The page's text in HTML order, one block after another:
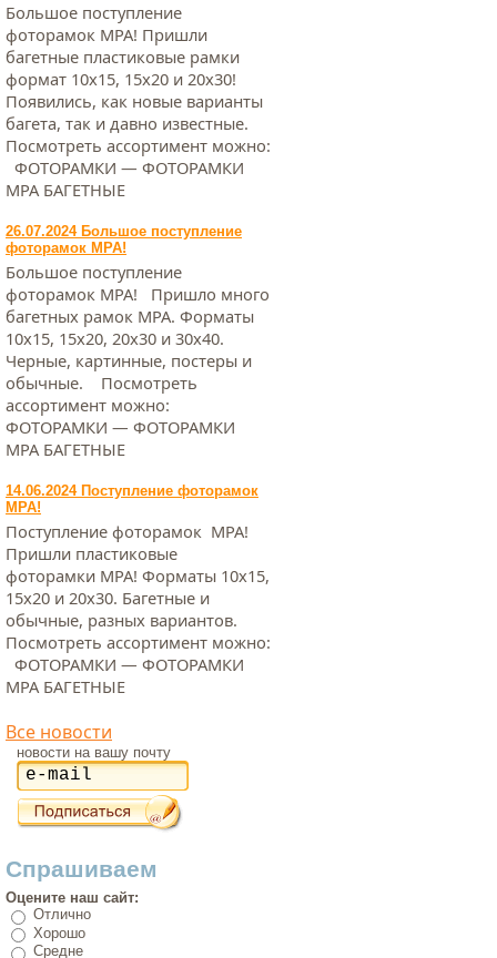
Большое поступление
фоторамок МРА! Пришли
багетные пластиковые рамки
формат 10х15, 15х20 и 20х30!
Появились, как новые варианты
багета, так и давно известные.
Посмотреть ассортимент можно:
ФОТОРАМКИ — ФОТОРАМКИ
МРА БАГЕТНЫЕ
26.07.2024 Большое поступление
фоторамок МРА!
Большое поступление
фоторамок МРА! Пришло много
багетных рамок МРА. Форматы
10х15, 15х20, 20х30 и 30х40.
Черные, картинные, постеры и
обычные. Посмотреть
ассортимент можно:
ФОТОРАМКИ — ФОТОРАМКИ
МРА БАГЕТНЫЕ
14.06.2024 Поступление фоторамок
МРА!
Поступление фоторамок МРА!
Пришли пластиковые
фоторамки МРА! Форматы 10х15,
15х20 и 20х30. Багетные и
обычные, разных вариантов.
Посмотреть ассортимент можно:
ФОТОРАМКИ — ФОТОРАМКИ
МРА БАГЕТНЫЕ
Все новости
новости на вашу почту
Спрашиваем
Оцените наш сайт:
Отлично
Хорошо
Средне